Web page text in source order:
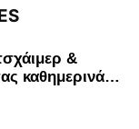
&
καθημερινά…